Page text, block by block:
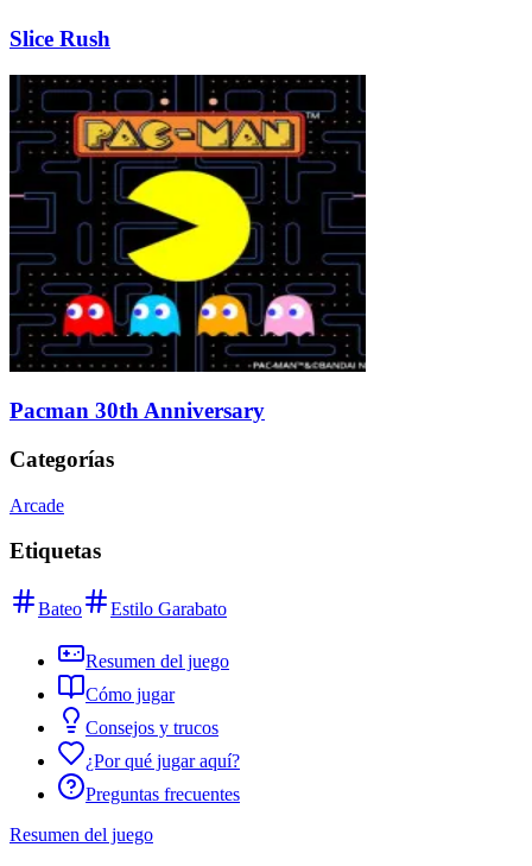
Slice Rush
Pacman 30th Anniversary
Categorías
Arcade
Etiquetas
Bateo Estilo Garabato
Resumen del juego
Cómo jugar
Consejos y trucos
¿Por qué jugar aquí?
Preguntas frecuentes
Resumen del juego